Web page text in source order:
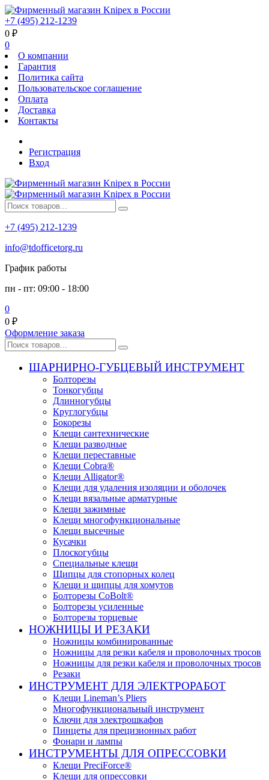
+7 (495) 212-1239
0 ₽
0
О компании
Гарантия
Политика сайта
Пользовательское соглашение
Оплата
Доставка
Контакты
Регистрация
Вход
+7 (495) 212-1239
info@tdofficetorg.ru
График работы
пн - пт: 09:00 - 18:00
0
0 ₽
Оформление заказа
ШАРНИРНО-ГУБЦЕВЫЙ ИНСТРУМЕНТ
Болторезы
Тонкогубцы
Длинногубцы
Круглогубцы
Бокорезы
Клещи сантехнические
Клещи разводные
Клещи переставные
Клещи Cobra®
Клещи Alligator®
Клещи для удаления изоляции и оболочек
Клещи вязальные арматурные
Клещи зажимные
Клещи многофункциональные
Клещи высечные
Кусачки
Плоскогубцы
Специальные клещи
Щипцы для стопорных колец
Клещи и щипцы для хомутов
Болторезы CoBolt®
Болторезы усиленные
Болторезы торцевые
НОЖНИЦЫ И РЕЗАКИ
Ножницы комбинированные
Ножницы для резки кабеля и проволочных тросов
Ножницы для резки кабеля и проволочных тросов
Резаки
ИНСТРУМЕНТ ДЛЯ ЭЛЕКТРОРАБОТ
Клещи Lineman’s Pliers
Многофункциональный инструмент
Ключи для электрошкафов
Пинцеты для прецизионных работ
Фонари и лампы
ИНСТРУМЕНТЫ ДЛЯ ОПРЕССОВКИ
Клещи PreciForce®
Клещи для опрессовки